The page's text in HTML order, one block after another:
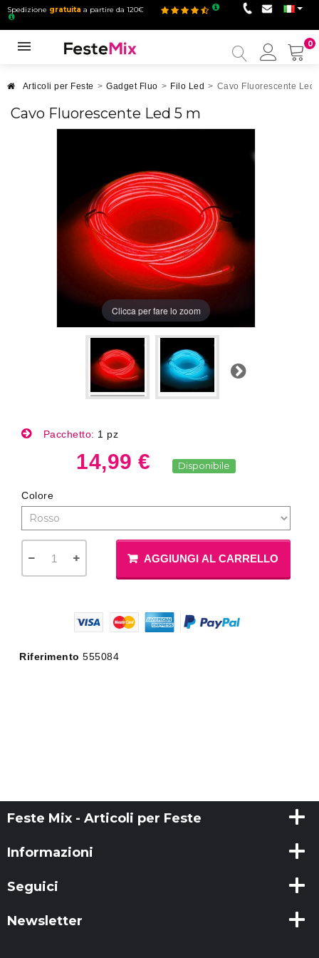
Spedizione gratuita a partire da 120€
0
mio
Articoli per Feste > Gadget Fluo > Filo Led > Cavo Fluorescente Led
Cavo Fluorescente Led 5 m
Clicca per fare lo zoom
Successivo
Pacchetto: 1 pz
14,99 € Disponibile
Colore
AGGIUNGI AL CARRELLO
Riferimento 555084
Feste Mix - Articoli per Feste
Informazioni
Seguici
Newsletter